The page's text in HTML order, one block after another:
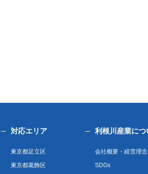
対応エリア
東京都足立区
東京都葛飾区
利根川産業につ
会社概要・経営理念
SDGs